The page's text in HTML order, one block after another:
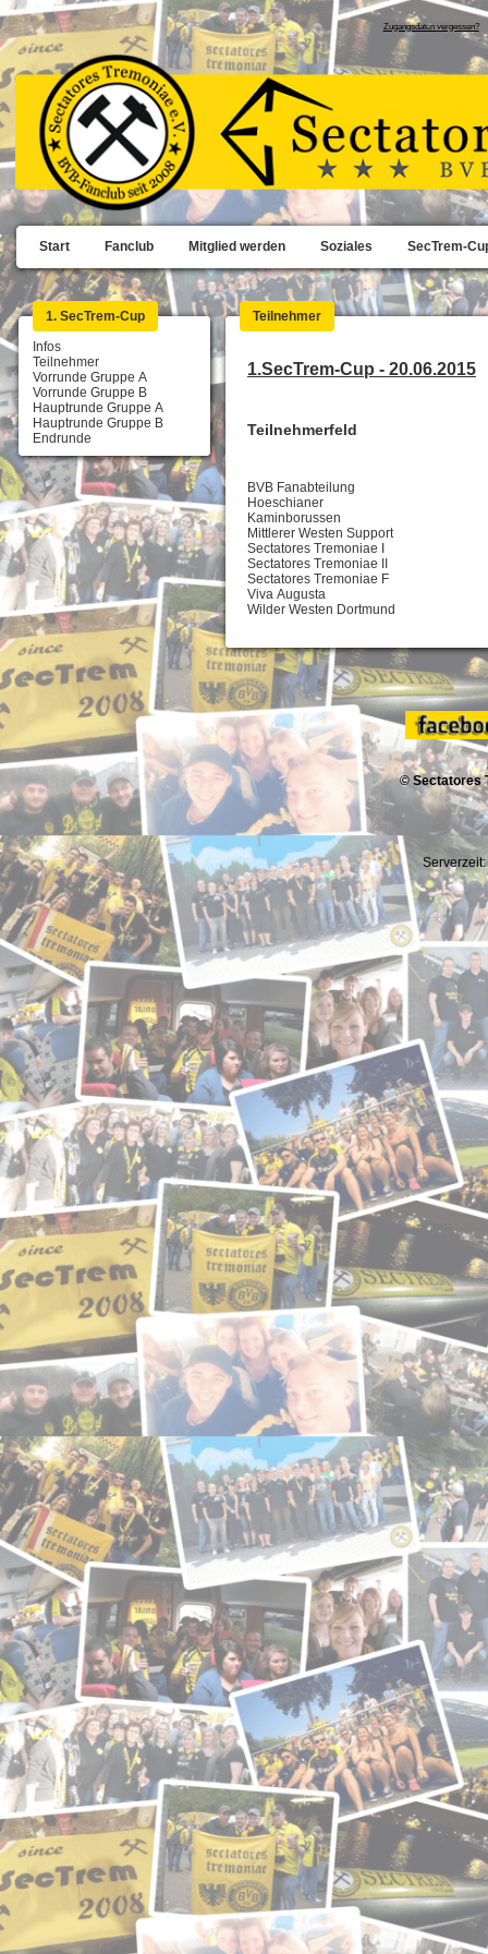
Zugangsdaten vergessen?
Start Fanclub Mitglied werden Soziales SecTrem-
1. SecTrem-Cup
Infos
Teilnehmer
Vorrunde Gruppe A
Vorrunde Gruppe B
Hauptrunde Gruppe A
Hauptrunde Gruppe B
Endrunde
Teilnehmer
1.SecTrem-Cup - 20.06.2015
Teilnehmerfeld
BVB Fanabteilung
Hoeschianer
Kaminborussen
Mittlerer Westen Support
Sectatores Tremoniae I
Sectatores Tremoniae II
Sectatores Tremoniae F
Viva Augusta
Wilder Westen Dortmund
© Sectatores
Serverzeit: